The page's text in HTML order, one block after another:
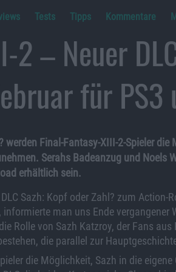
Tests Tipps Kommentare
2 – Neuer
für
Final-Fantasy-XIII-2-Spieler
Serahs Badeanzug und Noels
erhältlich sein.
Sazh: Kopf oder Zahl? zum Action-
man uns Ende vergangener
Rolle von Sazh Katzroy, der Fans
die parallel zur
die Möglichkeit, Sazh in die